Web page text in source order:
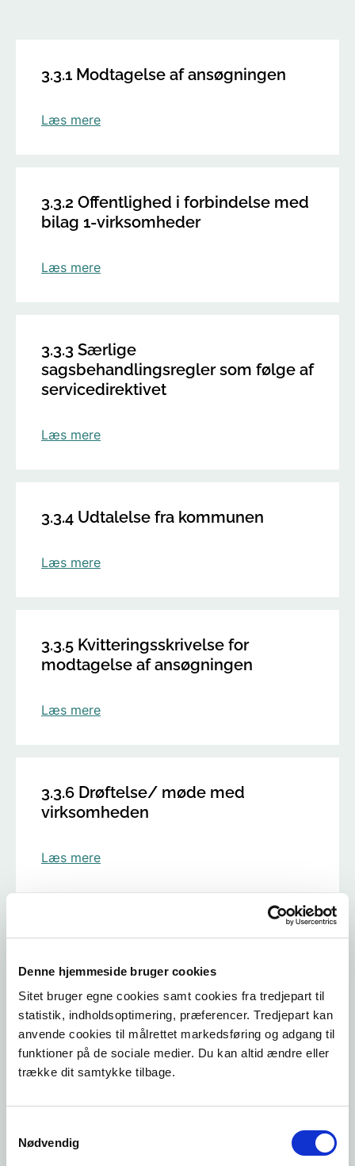
Denne hjemmeside bruger cookies
Sitet bruger egne cookies samt cookies fra tredjepart til
statistik, indholdsoptimering, præferencer. Tredjepart kan
anvende cookies til målrettet markedsføring og adgang til
funktioner på de sociale medier. Du kan altid ændre eller
trække dit samtykke tilbage.
Nødvendig
3.3.1 Modtagelse af ansøgningen
Læs mere
3.3.2 Offentlighed i forbindelse med
bilag 1-virksomheder
Læs mere
3.3.3 Særlige
sagsbehandlingsregler som følge af
servicedirektivet
Læs mere
3.3.4 Udtalelse fra kommunen
Læs mere
3.3.5 Kvitteringsskrivelse for
modtagelse af ansøgningen
Læs mere
3.3.6 Drøftelse/ møde med
virksomheden
Læs mere
3.3.7 Inddragelse af andre
Læs mere
eller dispensationer?
Læs mere